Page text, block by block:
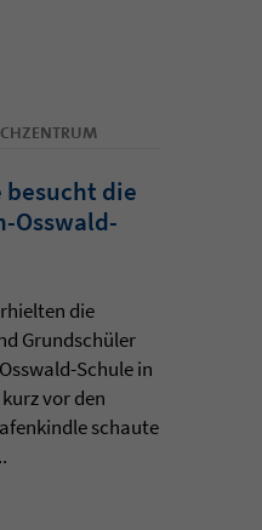
besucht die
Osswald-
die
Grundschüler
Schule in
vor den
schaute